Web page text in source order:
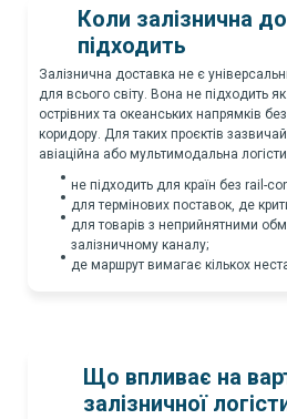
Коли залізнична
підходить
Залізнична доставка не є
для всього світу. Вона не підходить
острівних та океанських напрямків
коридору. Для таких проєктів
авіаційна або мультимодальна
не підходить для країн без rail-
для термінових поставок, де
для товарів з неприйнятними
залізничному каналу;
де маршрут вимагає кількох
Що впливає на
залізничної